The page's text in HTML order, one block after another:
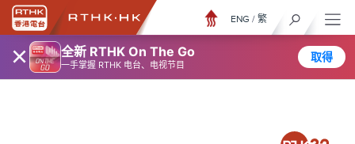
× 全新 RTHK On The Go
一手掌握 RTHK 电台、电视节目
取得
ENG / 繁